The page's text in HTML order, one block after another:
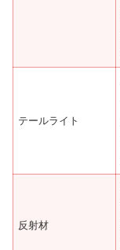
テールライト
反射材